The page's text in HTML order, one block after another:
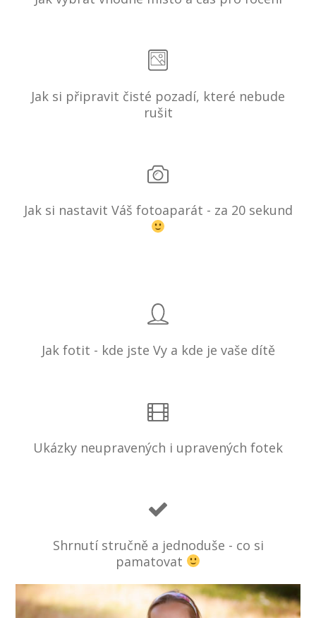
Jak si připravit čisté pozadí, které nebude
rušit
Jak si nastavit Váš fotoaparát - za 20 sekund
Jak fotit - kde jste Vy a kde je vaše dítě
Ukázky neupravených i upravených fotek
Shrnutí stručně a jednoduše - co si
pamatovat